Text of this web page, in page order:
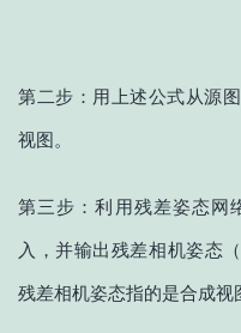
第二步：用上述公式从源
视图。
第三步：利用残差姿态网
入，并输出残差相机姿态
残差相机姿态指的是合成视